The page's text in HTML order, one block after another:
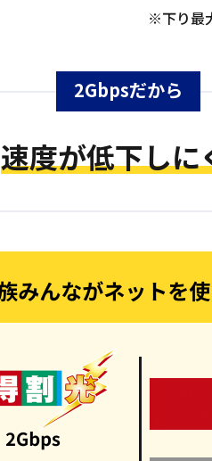
※下り最
2Gbpsだから
速度が低下しに